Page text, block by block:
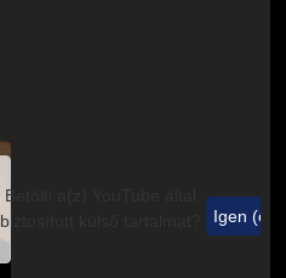
Betölti a(z)
biztosított külső tartalmat?
Igen (ez